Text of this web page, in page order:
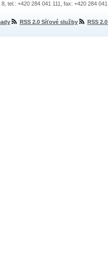
tel.: +420 284 041 111, fax: +420 284
RSS 2.0 Síťové služby RSS